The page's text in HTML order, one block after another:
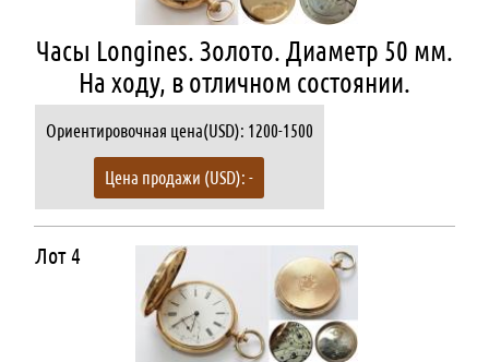
Часы Longines. Золото. Диаметр 50 мм.
На ходу, в отличном состоянии.
Ориентировочная цена(USD): 1200-1500
Цена продажи (USD): -
Лот 4